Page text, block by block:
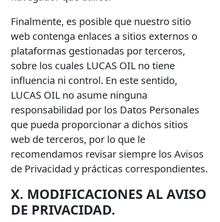
Finalmente, es posible que nuestro sitio
web contenga enlaces a sitios externos o
plataformas gestionadas por terceros,
sobre los cuales LUCAS OIL no tiene
influencia ni control. En este sentido,
LUCAS OIL no asume ninguna
responsabilidad por los Datos Personales
que pueda proporcionar a dichos sitios
web de terceros, por lo que le
recomendamos revisar siempre los Avisos
de Privacidad y prácticas correspondientes.
X. MODIFICACIONES AL AVISO
DE PRIVACIDAD.